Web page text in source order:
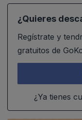
¿Quieres
Regístrate y
gratuitos de
¿Ya tienes